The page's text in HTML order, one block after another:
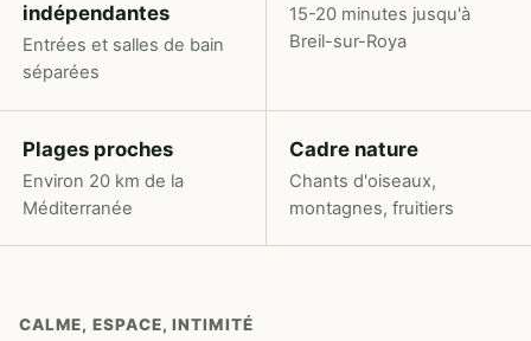
indépendantes
Entrées et salles de bain
séparées
15-20 minutes jusqu'à
Breil-sur-Roya
Plages proches
Environ 20 km de la
Méditerranée
Cadre nature
Chants d'oiseaux,
montagnes, fruitiers
CALME, ESPACE, INTIMITÉ